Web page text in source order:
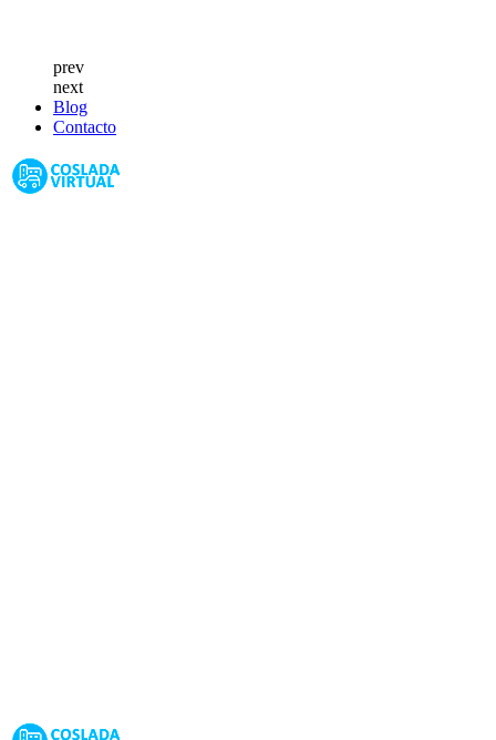
prev
next
Blog
Contacto